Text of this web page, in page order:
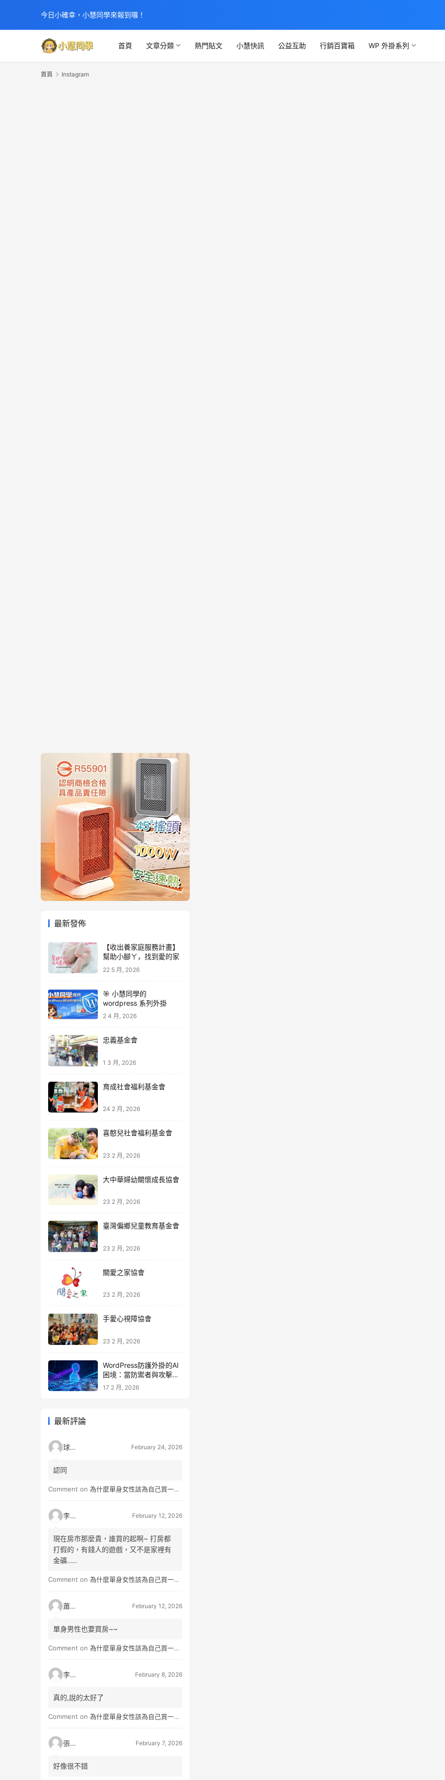
今日小確幸，小慧同學來報到囉！
首頁 文章分類 熱門貼文 小慧快訊 公益互助 行銷百寶箱 WP 外掛系列
首頁 Instagram
最新發佈
【收出養家庭服務計畫】
幫助小腳ㄚ，找到愛的家
22 5 月, 2026
🎯 小慧同學的
wordpress 系列外掛
2 4 月, 2026
忠義基金會
1 3 月, 2026
育成社會福利基金會
24 2 月, 2026
喜憨兒社會福利基金會
23 2 月, 2026
大中華婦幼關懷成長協會
23 2 月, 2026
臺灣偏鄉兒童教育基金會
23 2 月, 2026
關愛之家協會
23 2 月, 2026
手愛心視障協會
23 2 月, 2026
WordPress防護外掛的AI
困境：當防禦者與攻擊者
同時升級
17 2 月, 2026
最新評論
球球 February 24, 2026
認同
Comment on 為什麼單身女性該為自己買一間房？不只為了棲身，更是為人生買一份「選擇權」
李小松 February 12, 2026
現在房市那麼貴，誰買的起啊~ 打房都
打假的，有錢人的遊戲，又不是家裡有
金礦.....
Comment on 為什麼單身女性該為自己買一間房？不只為了棲身，更是為人生買一份「選擇權」
蕭雨 February 12, 2026
單身男性也要買房~~
Comment on 為什麼單身女性該為自己買一間房？不只為了棲身，更是為人生買一份「選擇權」
李小真 February 8, 2026
真的,說的太好了
Comment on 為什麼單身女性該為自己買一間房？不只為了棲身，更是為人生買一份「選擇權」
張小玉 February 7, 2026
好像很不錯